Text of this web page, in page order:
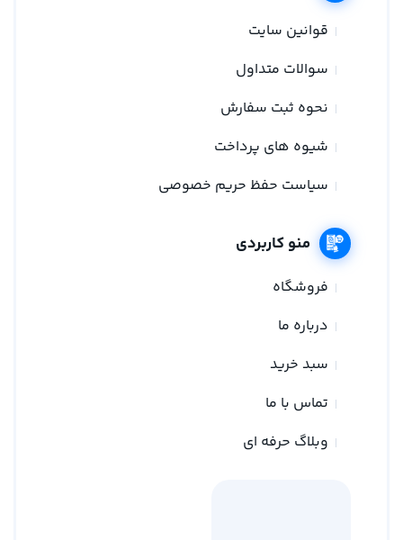
قوانین سایت
سوالات متداول
نحوه ثبت سفارش
شیوه های پرداخت
سیاست حفظ حریم خصوصی
منو کاربردی
فروشگاه
درباره ما
سبد خرید
تماس با ما
وبلاگ حرفه ای